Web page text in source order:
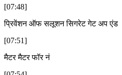
[07:48]
प्रिवेंशन ऑफ सलूशन सिगरेट गेट अप एंड
[07:51]
मैटर मैटर फॉर नं